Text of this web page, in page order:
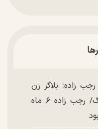
زاده: بلاگر زن
طعمه کشاندن مداح به قرار مرگ/ رجب زاده ۶ ماه